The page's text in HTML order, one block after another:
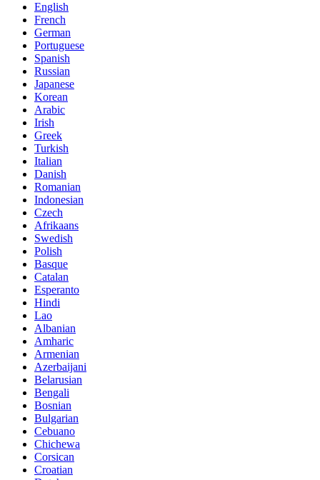
English
French
German
Portuguese
Spanish
Russian
Japanese
Korean
Arabic
Irish
Greek
Turkish
Italian
Danish
Romanian
Indonesian
Czech
Afrikaans
Swedish
Polish
Basque
Catalan
Esperanto
Hindi
Lao
Albanian
Amharic
Armenian
Azerbaijani
Belarusian
Bengali
Bosnian
Bulgarian
Cebuano
Chichewa
Corsican
Croatian